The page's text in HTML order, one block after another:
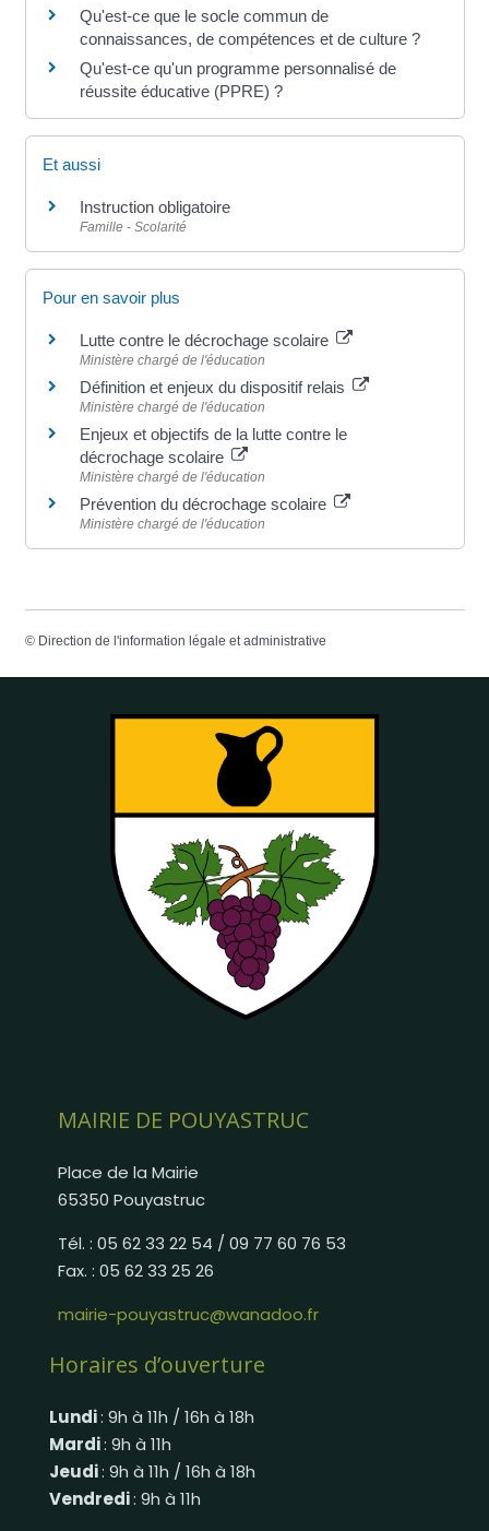
Qu'est-ce que le socle commun de
connaissances, de compétences et de culture ?
Qu'est-ce qu'un programme personnalisé de
réussite éducative (PPRE) ?
Et aussi
Instruction obligatoire
Famille - Scolarité
Pour en savoir plus
Lutte contre le décrochage scolaire
Ministère chargé de l'éducation
Définition et enjeux du dispositif relais
Ministère chargé de l'éducation
Enjeux et objectifs de la lutte contre le
décrochage scolaire
Ministère chargé de l'éducation
Prévention du décrochage scolaire
Ministère chargé de l'éducation
© Direction de l'information légale et administrative
MAIRIE DE POUYASTRUC
Place de la Mairie
65350 Pouyastruc
Tél. : 05 62 33 22 54 / 09 77 60 76 53
Fax. : 05 62 33 25 26
mairie-pouyastruc@wanadoo.fr
Horaires d’ouverture
Lundi: 9h à 11h / 16h à 18h
Mardi: 9h à 11h
Jeudi: 9h à 11h / 16h à 18h
Vendredi: 9h à 11h